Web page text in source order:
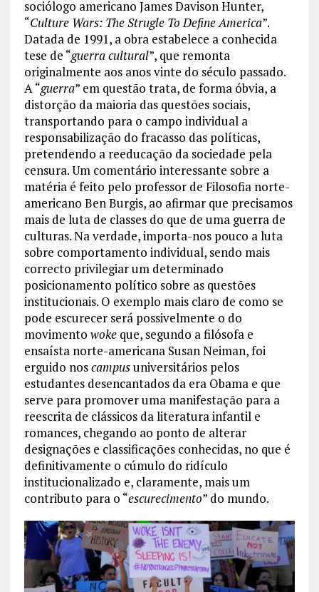
sociólogo americano James Davison Hunter,
“Culture Wars: The Strugle To Define America”.
Datada de 1991, a obra estabelece a conhecida
tese de “guerra cultural”, que remonta
originalmente aos anos vinte do século passado.
A “guerra” em questão trata, de forma óbvia, a
distorção da maioria das questões sociais,
transportando para o campo individual a
responsabilização do fracasso das políticas,
pretendendo a reeducação da sociedade pela
censura. Um comentário interessante sobre a
matéria é feito pelo professor de Filosofia norte-
americano Ben Burgis, ao afirmar que precisamos
mais de luta de classes do que de uma guerra de
culturas. Na verdade, importa-nos pouco a luta
sobre comportamento individual, sendo mais
correcto privilegiar um determinado
posicionamento político sobre as questões
institucionais. O exemplo mais claro de como se
pode escurecer será possivelmente o do
movimento wokeque, segundo a filósofa e
ensaísta norte-americana Susan Neiman, foi
erguido noscampusuniversitários pelos
estudantes desencantados da era Obama e que
serve para promover uma manifestação para a
reescrita de clássicos da literatura infantil e
romances, chegando ao ponto de alterar
designações e classificações conhecidas, no que é
definitivamente o cúmulo do ridículo
institucionalizado e, claramente, mais um
contributo para o “escurecimento” do mundo.